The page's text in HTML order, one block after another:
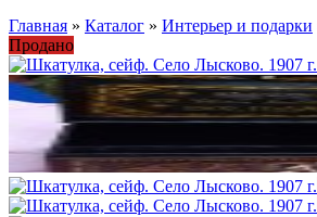
Главная » Каталог » Интерьер и подарки
Продано